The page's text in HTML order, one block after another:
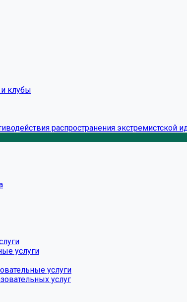
клубы
распространения экстремистской
услуги
услуги
услуг